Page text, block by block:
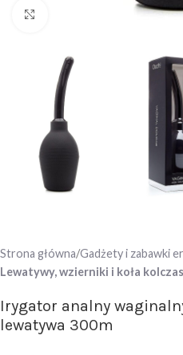
Strona główna Gadżety i zabawki
Lewatywy, wzierniki i koła
Irygator analny
lewatywa 300m